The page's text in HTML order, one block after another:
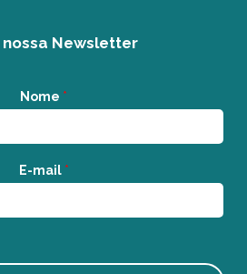
nossa Newsletter
Nome *
E-mail *